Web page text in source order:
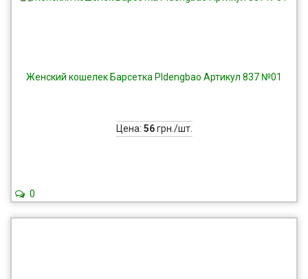
Женский кошелек Барсетка Pldengbao Артикул 837 №01
Цена: 56грн./шт.
0